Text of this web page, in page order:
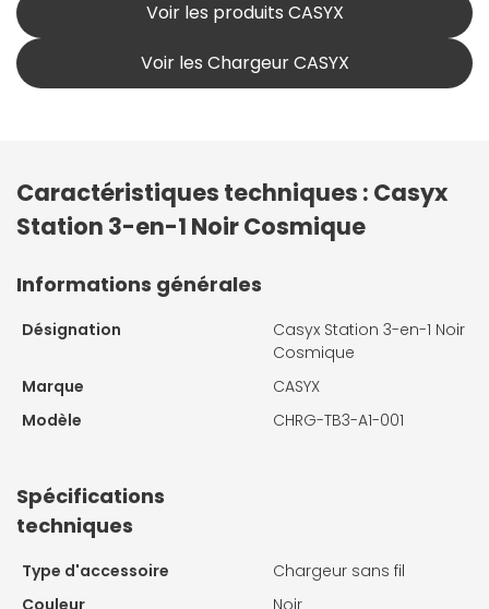
Voir les produits CASYX
Voir les Chargeur CASYX
Caractéristiques techniques : Casyx
Station 3-en-1 Noir Cosmique
Informations générales
Désignation
Casyx Station 3-en-1 Noir
Cosmique
Marque
CASYX
Modèle
CHRG-TB3-A1-001
Spécifications
techniques
Type d'accessoire
Chargeur sans fil